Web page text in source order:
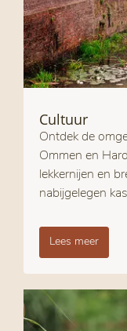
Cultuur
Ontdek de
Ommen en
lekkernijen en
nabijgelegen
Lees meer